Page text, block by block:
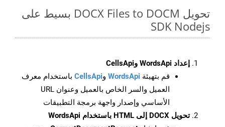
تحويل DOCX Files to DOCM بسيط على
SDK Nodejs
إعداد WordsApi وCellsApi
قم بتهيئة WordsApi وCellsApi باستخدام معرف
العميل والسر الخاص بالعميل وعنوان URL
الأساسي وإصدار واجهة برمجة التطبيقات
تحويل DOCX إلى HTML باستخدام WordsApi